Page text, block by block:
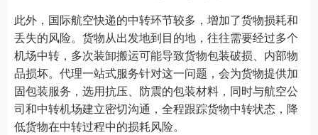
此外，国际航空快递的中转环节较多，增加了货物损耗和
丢失的风险。货物从出发地到目的地，往往需要经过多个
机场中转，多次装卸搬运可能导致货物包装破损、内部物
品损坏。代理一站式服务针对这一问题，会为货物提供加
固包装服务，选用抗压、防震的包装材料，同时与航空公
司和中转机场建立密切沟通，全程跟踪货物中转状态，降
低货物在中转过程中的损耗风险。